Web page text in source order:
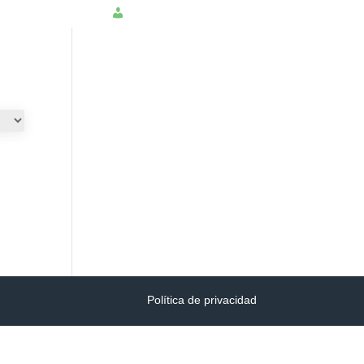
Política de privacidad